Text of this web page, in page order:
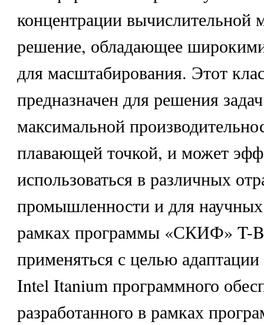
концентрации вычислительной
решение, обладающее
для масштабирования. Этот
предназначен для решения
максимальной
плавающей точкой, и может
использоваться в различных
промышленности и для
рамках программы «СКИФ» T-
применяться с целью
Intel Itanium программного
разработанного в рамках